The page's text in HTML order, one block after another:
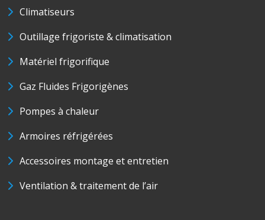
Climatiseurs
Outillage frigoriste & climatisation
Matériel frigorifique
Gaz Fluides Frigorigènes
Pompes à chaleur
Armoires réfrigérées
Accessoires montage et entretien
Ventilation & traitement de l’air